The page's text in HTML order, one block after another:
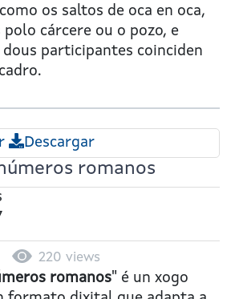
os saltos de oca en oca,
polo cárcere ou o pozo, e
dous participantes coinciden
Descargar
romanos
220 views
romanos" é un xogo